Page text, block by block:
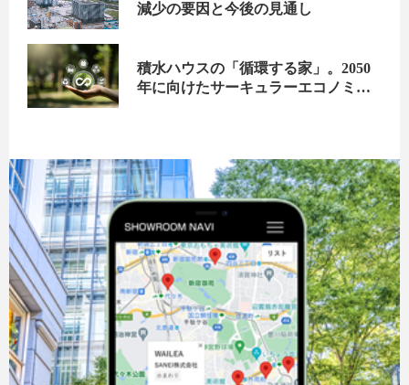
減少の要因と今後の見通し
積水ハウスの「循環する家」。2050
年に向けたサーキュラーエコノミー